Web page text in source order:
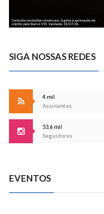
SIGA NOSSAS REDES
4 mil
Assinantes
53,6 mil
Seguidores
EVENTOS